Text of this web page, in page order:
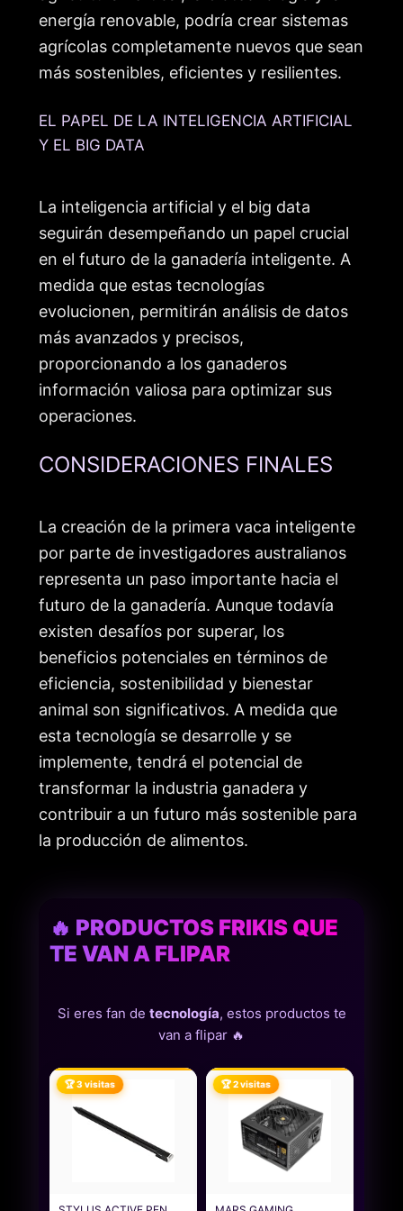
energía renovable, podría crear sistemas
agrícolas completamente nuevos que sean
más sostenibles, eficientes y resilientes.
EL PAPEL DE LA INTELIGENCIA ARTIFICIAL
Y EL BIG DATA
La inteligencia artificial y el big data
seguirán desempeñando un papel crucial
en el futuro de la ganadería inteligente. A
medida que estas tecnologías
evolucionen, permitirán análisis de datos
más avanzados y precisos,
proporcionando a los ganaderos
información valiosa para optimizar sus
operaciones.
CONSIDERACIONES FINALES
La creación de la primera vaca inteligente
por parte de investigadores australianos
representa un paso importante hacia el
futuro de la ganadería. Aunque todavía
existen desafíos por superar, los
beneficios potenciales en términos de
eficiencia, sostenibilidad y bienestar
animal son significativos. A medida que
esta tecnología se desarrolle y se
implemente, tendrá el potencial de
transformar la industria ganadera y
contribuir a un futuro más sostenible para
la producción de alimentos.
🔥 PRODUCTOS FRIKIS QUE
TE VAN A FLIPAR
Si eres fan de tecnología, estos productos te
van a flipar 🔥
🏆 3 visitas 🏆 2 visitas